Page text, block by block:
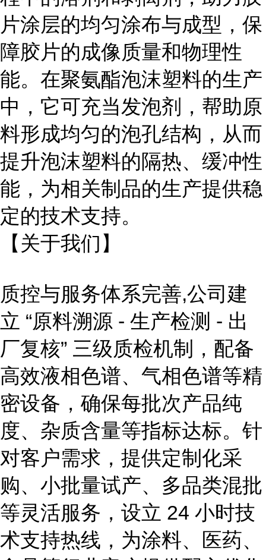
片涂层的均匀涂布与成型，保
障胶片的成像质量和物理性
能。在聚氨酯泡沫塑料的生产
中，它可充当发泡剂，帮助原
料形成均匀的泡孔结构，从而
提升泡沫塑料的隔热、缓冲性
能，为相关制品的生产提供稳
定的技术支持。
【关于我们】
质控与服务体系完善,公司建
立 “原料溯源 - 生产检测 - 出
厂复核” 三级质检机制，配备
高效液相色谱、气相色谱等精
密设备，确保每批次产品纯
度、杂质含量等指标达标。针
对客户需求，提供定制化采
购、小批量试产、多品类混批
等灵活服务，设立 24 小时技
术支持热线，为涂料、医药、